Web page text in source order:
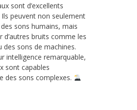
sont d’excellents
peuvent non seulement
sons humains, mais
d’autres bruits comme les
des sons de machines.
intelligence remarquable,
sont capables
des sons complexes.